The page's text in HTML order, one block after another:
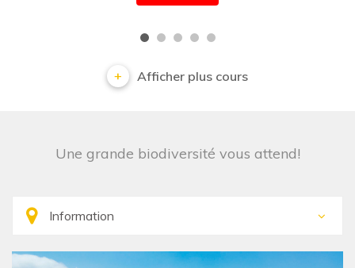
Afficher plus cours
Une grande biodiversité vous attend!